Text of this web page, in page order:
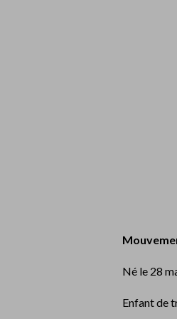
Né le 28
Enfant de